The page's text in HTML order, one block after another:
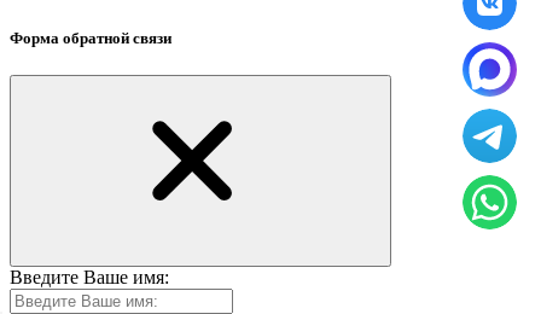
Форма обратной связи
Введите Ваше имя: